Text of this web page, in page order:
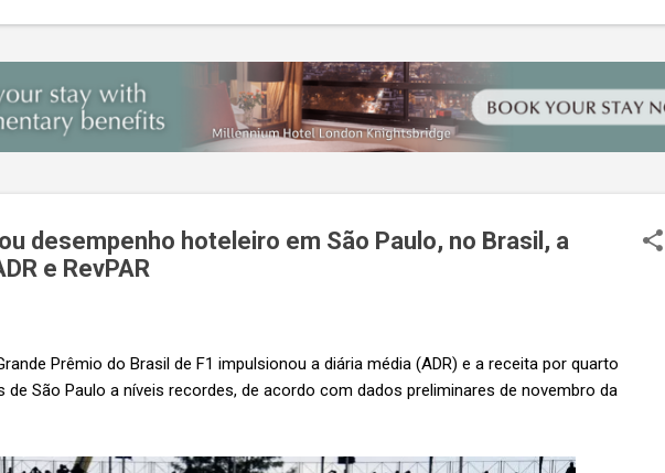
8 por passageiro, uma mala extraviada anula o lucro de mais de 30 assentos vendidos,
desempenho hoteleiro em São Paulo, no Brasil, a
e RevPAR
Prêmio do Brasil de F1 impulsionou a diária média (ADR) e a receita por quarto
de São Paulo a níveis recordes, de acordo com dados preliminares de novembro da